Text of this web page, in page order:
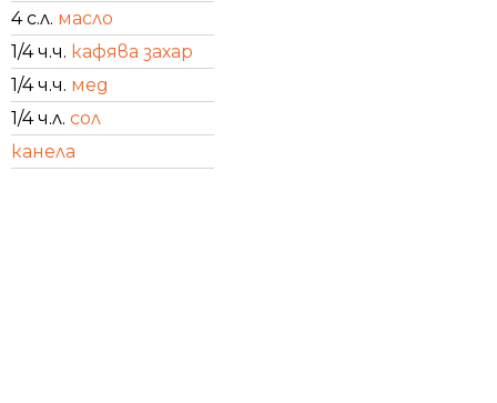
4 с.л. масло
1/4 ч.ч. кафява захар
1/4 ч.ч. мед
1/4 ч.л. сол
канела